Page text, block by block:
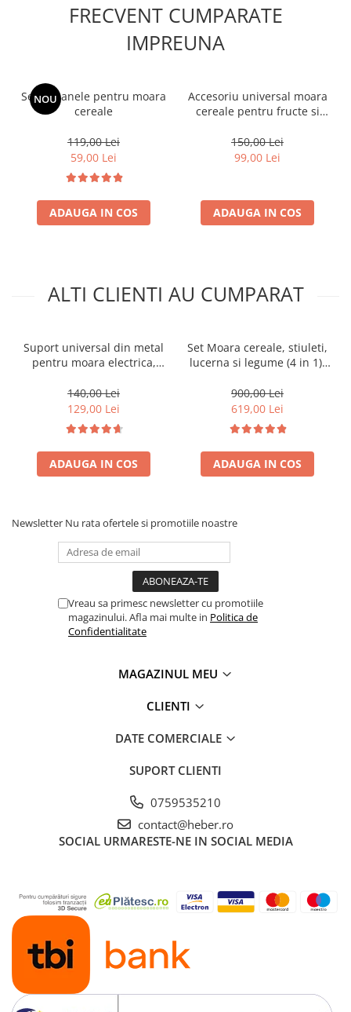
FRECVENT CUMPARATE
IMPREUNA
NOU
Set ciocanele pentru moara
cereale
119,00 Lei
59,00 Lei
ADAUGA IN COS
Accesoriu universal moara
cereale pentru fructe si
150,00 Lei
99,00 Lei
ADAUGA IN COS
ALTI CLIENTI AU CUMPARAT
Suport universal din metal
pentru moara electrica,
140,00 Lei
129,00 Lei
ADAUGA IN COS
Set Moara cereale, stiuleti,
lucerna si legume (4 in 1),
cu ciocanele + razatoare +
cutite + suport
900,00 Lei
619,00 Lei
ADAUGA IN COS
Newsletter Nu rata ofertele si promotiile noastre
Vreau sa primesc newsletter cu promotiile
magazinului. Afla mai multe in Politica de
Confidentialitate
MAGAZINUL MEU
CLIENTI
DATE COMERCIALE
SUPORT CLIENTI
0759535210
contact@heber.ro
SOCIAL URMARESTE-NE IN SOCIAL MEDIA